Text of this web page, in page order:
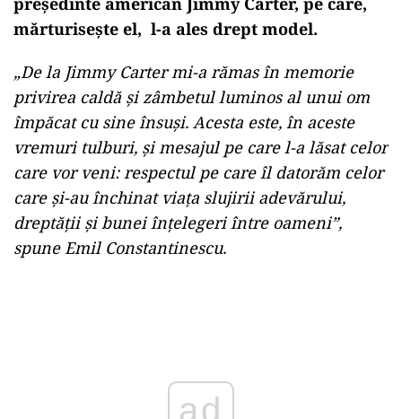
mărturisește el, l-a ales drept model.
„De la Jimmy Carter mi-a rămas în memorie
privirea caldă și zâmbetul luminos al unui om
împăcat cu sine însuși. Acesta este, în aceste
vremuri tulburi, și mesajul pe care l-a lăsat celor
care vor veni: respectul pe care îl datorăm celor
care și-au închinat viața slujirii adevărului,
dreptății și bunei înțelegeri între oameni”,
spune Emil Constantinescu.